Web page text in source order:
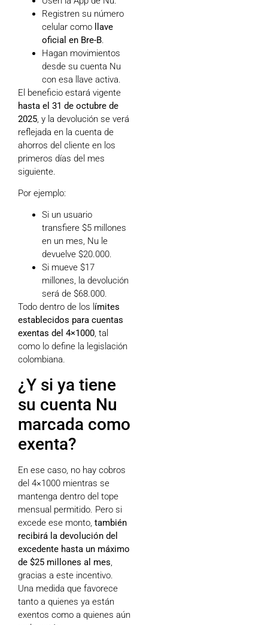
Registren su número
celular como
llave
oficial en Bre-B.
Hagan movimientos
desde su cuenta Nu
con esa llave activa.
El beneficio estará vigente
hasta el 31 de octubre de
2025 , y la devolución se verá
reflejada en la cuenta de
ahorros del cliente en los
primeros días del mes
siguiente.
Por ejemplo:
Si un usuario
transfiere $5 millones
en un mes, Nu le
devuelve $20.000.
Si mueve $17
millones, la devolución
será de $68.000.
Todo dentro de los l ímites
establecidos para cuentas
exentas del 4×1000, tal
como lo define la legislación
colombiana.
¿Y si ya tiene
su cuenta Nu
marcada como
exenta?
En ese caso, no hay cobros
del 4×1000 mientras se
mantenga dentro del tope
mensual permitido. Pero si
excede ese monto, también
recibirá la devolución del
excedente hasta un máximo
de $25 millones al mes,
gracias a este incentivo.
Una medida que favorece
tanto a quienes ya están
exentos como a quienes aún